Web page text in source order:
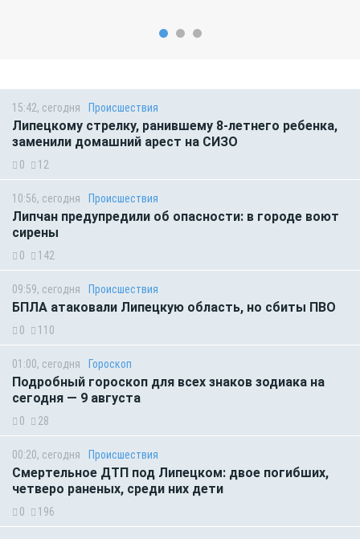
15:42, сегодня Происшествия
Липецкому стрелку, ранившему 8-летнего ребенка,
заменили домашний арест на СИЗО
0 12
10:56, сегодня Происшествия
Липчан предупредили об опасности: в городе воют
сирены
0 142
09:59, сегодня Происшествия
БПЛА атаковали Липецкую область, но сбиты ПВО
0 110
01:00, сегодня Гороскоп
Подробный гороскоп для всех знаков зодиака на
сегодня — 9 августа
0 28
00:20, сегодня Происшествия
Смертельное ДТП под Липецком: двое погибших,
четверо раненых, среди них дети
0 196